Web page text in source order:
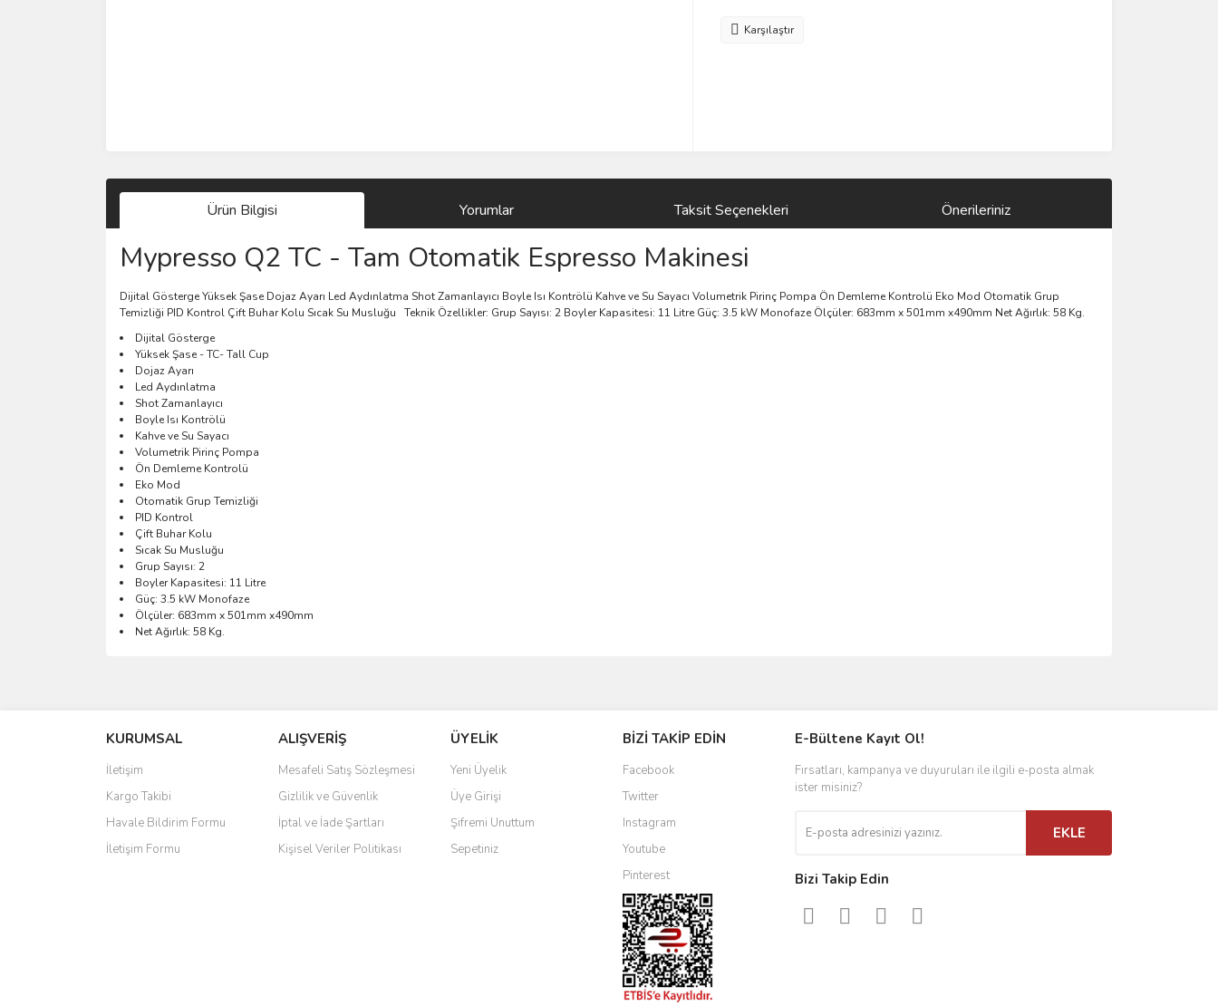
Karşılaştır
Ürün Bilgisi Yorumlar Taksit Seçenekleri Önerileriniz
Mypresso Q2 TC - Tam Otomatik Espresso Makinesi
Dijital Gösterge Yüksek Şase Dojaz Ayarı Led Aydınlatma Shot Zamanlayıcı Boyle Isı Kontrölü Kahve ve Su Sayacı Volumetrik Pirinç Pompa Ön Demleme Kontrolü Eko Mod Otomatik Grup
Temizliği PID Kontrol Çift Buhar Kolu Sıcak Su Musluğu Teknik Özellikler: Grup Sayısı: 2 Boyler Kapasitesi: 11 Litre Güç: 3.5 kW Monofaze Ölçüler: 683mm x 501mm x490mm Net Ağırlık: 58 Kg.
Dijital Gösterge
Yüksek Şase - TC- Tall Cup
Dojaz Ayarı
Led Aydınlatma
Shot Zamanlayıcı
Boyle Isı Kontrölü
Kahve ve Su Sayacı
Volumetrik Pirinç Pompa
Ön Demleme Kontrolü
Eko Mod
Otomatik Grup Temizliği
PID Kontrol
Çift Buhar Kolu
Sıcak Su Musluğu
Grup Sayısı: 2
Boyler Kapasitesi: 11 Litre
Güç: 3.5 kW Monofaze
Ölçüler: 683mm x 501mm x490mm
Net Ağırlık: 58 Kg.
Ürün resmi kalitesiz, bozuk veya görüntülenemiyor.
Ürün açıklamasında eksik bilgiler bulunuyor.
Ürün bilgilerinde hatalar bulunuyor.
Ürün fiyatı diğer sitelerden daha pahalı.
Bu ürüne benzer farklı alternatifler olmalı.
Gönder
KURUMSAL
İletişim
Kargo Takibi
Havale Bildirim Formu
İletişim Formu
ALIŞVERİŞ
Mesafeli Satış Sözleşmesi
Gizlilik ve Güvenlik
İptal ve İade Şartları
Kişisel Veriler Politikası
ÜYELİK
Yeni Üyelik
Üye Girişi
Şifremi Unuttum
Sepetiniz
BİZİ TAKİP EDİN
Facebook
Twitter
Instagram
Youtube
Pinterest
E-Bültene Kayıt Ol!
Fırsatları, kampanya ve duyuruları ile ilgili e-posta almak
ister misiniz?
EKLE
Bizi Takip Edin